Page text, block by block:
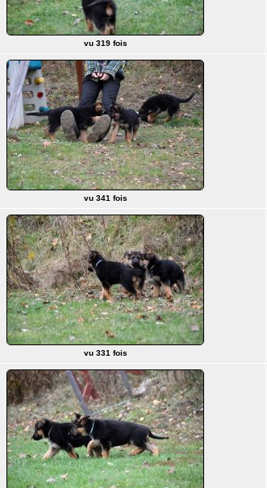
vu 319 fois
vu 341 fois
vu 331 fois